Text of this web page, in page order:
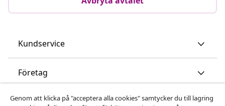
Kundservice
Företag
vidaXL
Genom att klicka på "acceptera alla cookies" samtycker du till lagring